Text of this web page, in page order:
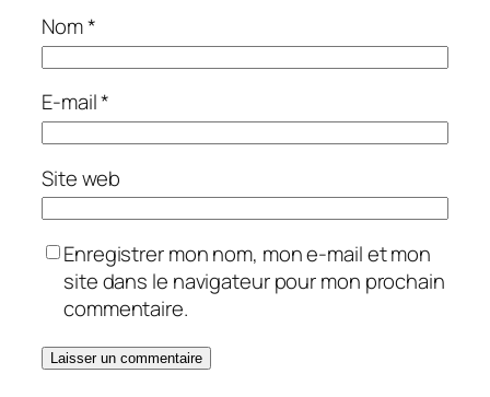
Nom*
E-mail*
Site web
Enregistrer mon nom, mon e-mail et mon
site dans le navigateur pour mon prochain
commentaire.